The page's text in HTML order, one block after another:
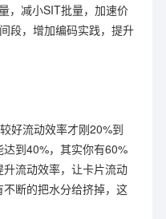
，减小SIT批量，加速价
段，增加编码实践，提升
好流动效率才刚20%到
到40%，其实你有60%
流动效率，让卡片流动
断的把水分给挤掉，这